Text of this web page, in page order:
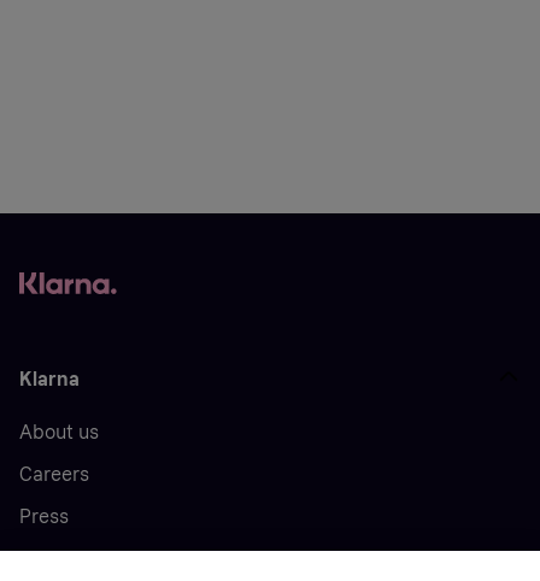
Klarna
About us
Careers
Press